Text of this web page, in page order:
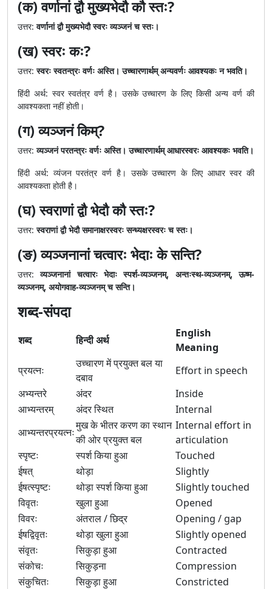
(क) वर्णानां द्वौ मुख्यभेदौ कौ स्तः?
उत्तर:वर्णानां द्वौ मुख्यभेदौ स्वरः व्यञ्जनं च स्तः।
(ख) स्वरः कः?
उत्तर:स्वरः स्वतन्त्रः वर्णः अस्ति। उच्चारणार्थम् अन्यवर्णः आवश्यकः न भवति।
हिंदी अर्थ: स्वर स्वतंत्र वर्ण है। उसके उच्चारण के लिए किसी अन्य वर्ण की
आवश्यकता नहीं होती।
(ग) व्यञ्जनं किम्?
उत्तर:व्यञ्जनं परतन्त्रः वर्णः अस्ति। उच्चारणार्थम् आधारस्वरः आवश्यकः भवति।
हिंदी अर्थ: व्यंजन परतंत्र वर्ण है। उसके उच्चारण के लिए आधार स्वर की
आवश्यकता होती है।
(घ) स्वराणां द्वौ भेदौ कौ स्तः?
उत्तर:स्वराणां द्वौ भेदौ समानाक्षरस्वरः सन्ध्यक्षरस्वरः च स्तः।
(ङ) व्यञ्जनानां चत्वारः भेदाः के सन्ति?
उत्तर:व्यञ्जनानां चत्वारः भेदाः स्पर्श-व्यञ्जनम्, अन्तःस्थ-व्यञ्जनम्, ऊष्म-
व्यञ्जनम्, अयोगवाह-व्यञ्जनम् च सन्ति।
शब्द-संपदा
शब्द हिन्दी अर्थ
English
Meaning
प्रयत्नः
उच्चारण में प्रयुक्त बल या
दबाव
Effort in speech
अभ्यन्तरे
अंदर
Inside
आभ्यन्तरम्
अंदर स्थित
Internal
आभ्यन्तरप्रयत्नः
मुख के भीतर करण का स्थान
की ओर प्रयुक्त बल
Internal effort in
articulation
स्पृष्टः
स्पर्श किया हुआ
Touched
ईषत्
थोड़ा
Slightly
ईषत्स्पृष्टः
थोड़ा स्पर्श किया हुआ
Slightly touched
विवृतः
खुला हुआ
Opened
विवरः
अंतराल / छिद्र
Opening / gap
ईषद्विवृतः
थोड़ा खुला हुआ
Slightly opened
संवृतः
सिकुड़ा हुआ
Contracted
संकोचः
सिकुड़ना
Compression
संकुचितः
सिकुड़ा हुआ
Constricted